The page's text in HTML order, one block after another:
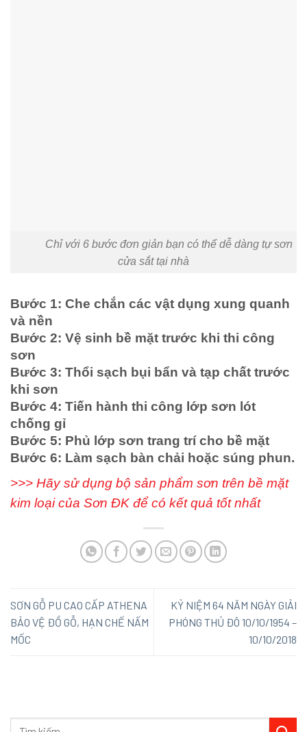
Chỉ với 6 bước đơn giản bạn có thể dễ dàng tự sơn
cửa sắt tại nhà
Bước 1: Che chắn các vật dụng xung quanh
và nền
Bước 2: Vệ sinh bề mặt trước khi thi công
sơn
Bước 3: Thổi sạch bụi bẩn và tạp chất trước
khi sơn
Bước 4: Tiến hành thi công lớp sơn lót
chống gỉ
Bước 5: Phủ lớp sơn trang trí cho bề mặt
Bước 6: Làm sạch bàn chải hoặc súng phun.
>>> Hãy sử dụng bộ sản phẩm sơn trên bề mặt
kim loại của Sơn ĐK để có kết quả tốt nhất
SƠN GỖ PU CAO CẤP ATHENA
BẢO VỆ ĐỒ GỖ, HẠN CHẾ NẤM
MỐC
KỶ NIỆM 64 NĂM NGÀY GIẢI
PHÓNG THỦ ĐÔ 10/10/1954 –
10/10/2018